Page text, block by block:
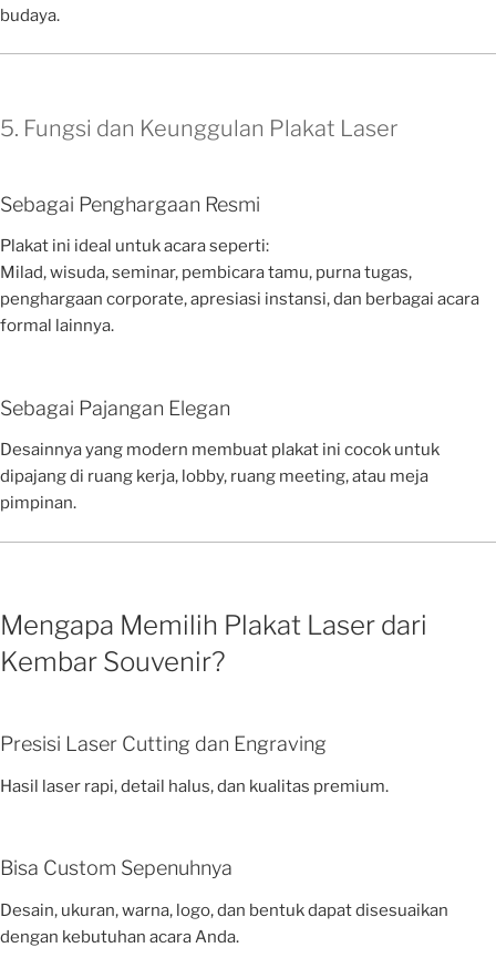
budaya.
5. Fungsi dan Keunggulan Plakat Laser
Sebagai Penghargaan Resmi
Plakat ini ideal untuk acara seperti:
Milad, wisuda, seminar, pembicara tamu, purna tugas,
penghargaan corporate, apresiasi instansi, dan berbagai acara
formal lainnya.
Sebagai Pajangan Elegan
Desainnya yang modern membuat plakat ini cocok untuk
dipajang di ruang kerja, lobby, ruang meeting, atau meja
pimpinan.
Mengapa Memilih Plakat Laser dari
Kembar Souvenir?
Presisi Laser Cutting dan Engraving
Hasil laser rapi, detail halus, dan kualitas premium.
Bisa Custom Sepenuhnya
Desain, ukuran, warna, logo, dan bentuk dapat disesuaikan
dengan kebutuhan acara Anda.